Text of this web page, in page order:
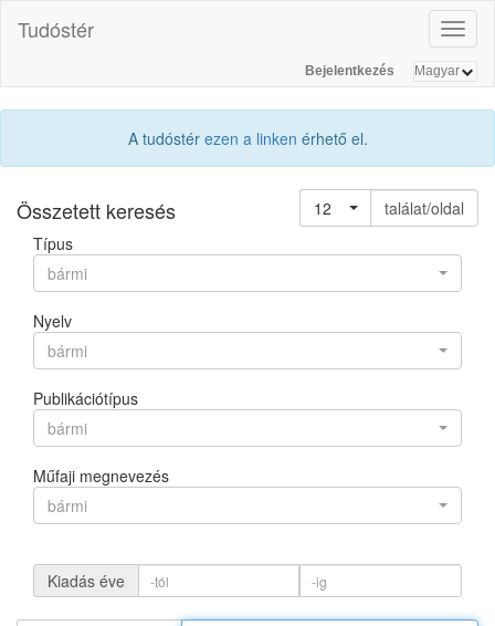
Tudóstér
Bejelentkezés
A tudóstér ezen a linken érhető el.
Összetett keresés 12
találat/oldal
Típus
bármi
Nyelv
bármi
Publikációtípus
bármi
Műfaji megnevezés
bármi
Kiadás éve